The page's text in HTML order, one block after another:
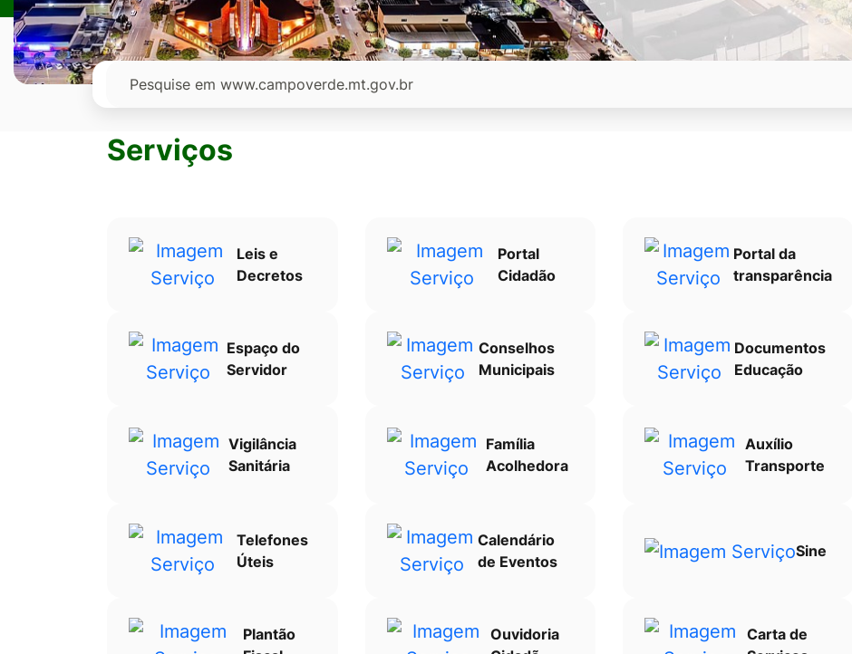
Ir
para
rodapé
Pesquisar
Serviços
Leis e
Decretos
Portal
Cidadão
Portal da
transparência
Espaço do
Servidor
Conselhos
Municipais
Documentos
Educação
Vigilância
Sanitária
Família
Acolhedora
Auxílio
Transporte
Telefones
Úteis
Calendário
de Eventos
Sine
Plantão
Ouvidoria
Carta de